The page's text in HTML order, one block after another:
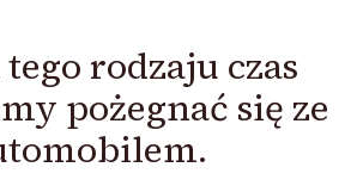
rodzaju czas
pożegnać się ze